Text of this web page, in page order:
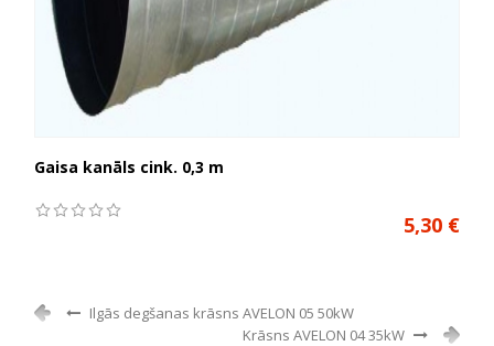
Gaisa kanāls cink. 0,3 m
5,30 €
Ilgās degšanas krāsns AVELON 05 50kW
Krāsns AVELON 04 35kW